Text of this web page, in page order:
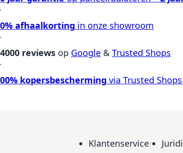
afhaalkorting in onze showroom
reviews op Google & Trusted Shops
kopersbescherming via Trusted
Klantenservice